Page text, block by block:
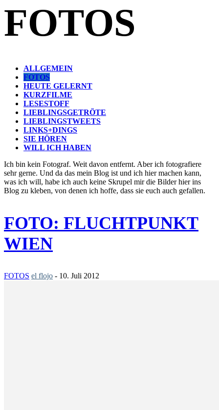
FOTOS
ALLGEMEIN
FOTOS
HEUTE GELERNT
KURZFILME
LESESTOFF
LIEBLINGSGETRÖTE
LIEBLINGSTWEETS
LINKS+DINGS
SIE HÖREN
WILL ICH HABEN
Ich bin kein Fotograf. Weit davon entfernt. Aber ich fotografiere
sehr gerne. Und da das mein Blog ist und ich hier machen kann,
was ich will, habe ich auch keine Skrupel mir die Bilder hier ins
Blog zu kleben, von denen ich hoffe, dass sie euch auch gefallen.
FOTO: FLUCHTPUNKT
WIEN
FOTOS el flojo - 10. Juli 2012